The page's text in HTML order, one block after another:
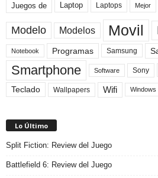
Juegos de Laptop Laptops Mejor
Modelo Modelos Movil
Notebook Programas Samsung
Smartphone Software Sony
Teclado Wallpapers Wifi Windows
Lo Último
Split Fiction: Review del Juego
Battlefield 6: Review del Juego